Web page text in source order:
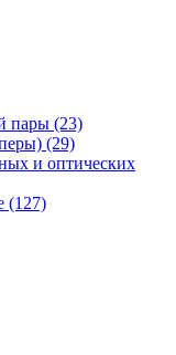
пары (23)
(29)
и оптических
(127)